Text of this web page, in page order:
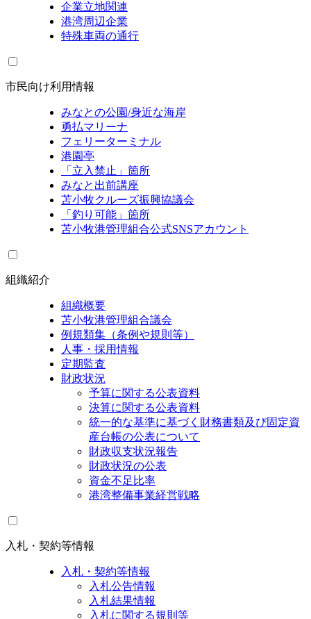
企業立地関連
港湾周辺企業
特殊車両の通行
市民向け利用情報
みなとの公園/身近な海岸
勇払マリーナ
フェリーターミナル
港園亭
「立入禁止」箇所
みなと出前講座
苫小牧クルーズ振興協議会
「釣り可能」箇所
苫小牧港管理組合公式SNSアカウント
組織紹介
組織概要
苫小牧港管理組合議会
例規類集（条例や規則等）
人事・採用情報
定期監査
財政状況
予算に関する公表資料
決算に関する公表資料
統一的な基準に基づく財務書類及び固定資
産台帳の公表について
財政収支状況報告
財政状況の公表
資金不足比率
港湾整備事業経営戦略
入札・契約等情報
入札・契約等情報
入札公告情報
入札結果情報
入札に関する規則等